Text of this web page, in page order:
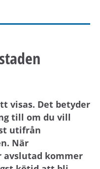
visas. Det betyder
till om du vill
utifrån
När
avslutad kommer